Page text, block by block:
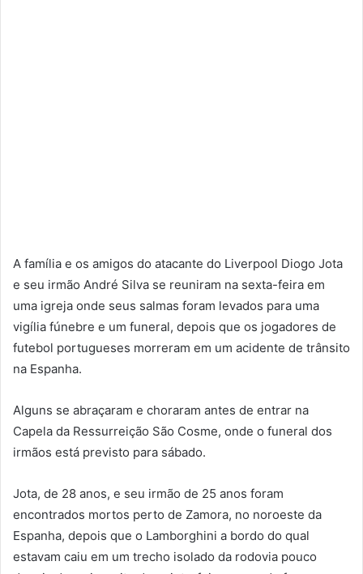
A família e os amigos do atacante do Liverpool Diogo Jota
e seu irmão André Silva se reuniram na sexta-feira em
uma igreja onde seus salmas foram levados para uma
vigília fúnebre e um funeral, depois que os jogadores de
futebol portugueses morreram em um acidente de trânsito
na Espanha.
Alguns se abraçaram e choraram antes de entrar na
Capela da Ressurreição São Cosme, onde o funeral dos
irmãos está previsto para sábado.
Jota, de 28 anos, e seu irmão de 25 anos foram
encontrados mortos perto de Zamora, no noroeste da
Espanha, depois que o Lamborghini a bordo do qual
estavam caiu em um trecho isolado da rodovia pouco